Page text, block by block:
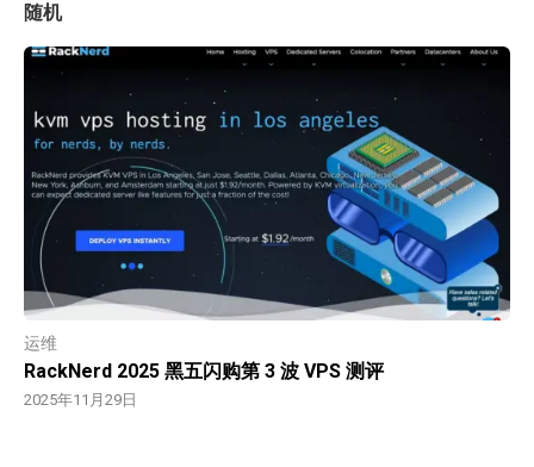
随机
运维
RackNerd 2025 黑五闪购第 3 波 VPS 测评
2025年11月29日